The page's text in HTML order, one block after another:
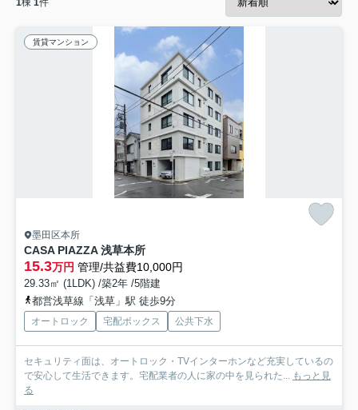
1棟 1件
賃貸マンション
墨田区本所
CASA PIAZZA 浅草本所
15.3万円 管理/共益費10,000円
29.33㎡ (1LDK) /築2年 /5階建
都営浅草線「浅草」駅 徒歩9分
オートロック 宅配ボックス 公共下水
セキュリティ面は、オートロック・TVインターホンなど充実しているの
で安心して生活できます。宅配業者の人に家の中を見られた... もっと見
る